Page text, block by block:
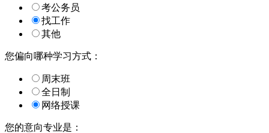
考公务员
找工作
其他
您偏向哪种学习方式：
周末班
全日制
网络授课
您的意向专业是：